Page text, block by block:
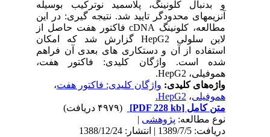
و بدنبال کلونینگ، پلاسمید نوترکیب بوسیله
آنزیمهای محدودگر تایید شد. نتیجه گیری: در این
مطالعه، کلونینگ cDNA فاکتور هفت حاصل از
لاین سلولی HepG2 گزارش شد که امکان
استفاده از آن و دستکاری های بعدی آن فراهم
شده است. واژگان کلیدی: فاکتور هفت،
هموفیلی، HepG2.
واژه‌های کلیدی:واژگان کلیدی: فاکتور هفت،
هموفیلی،HepG2.
متن کامل[PDF 228 kb]
نوع مطالعه:پژوهشی|
دریافت: 1389/7/5 | انتشار: 1388/12/24